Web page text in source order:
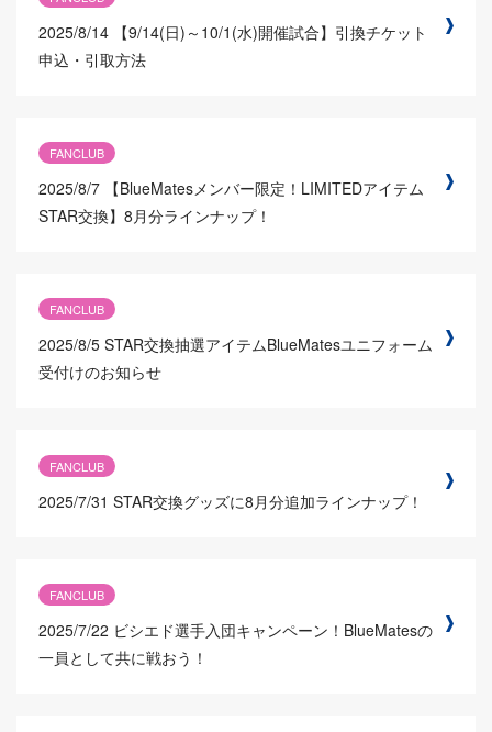
2025/8/14 【9/14(日)～10/1(水)開催試合】引換チケット
申込・引取方法
FANCLUB
2025/8/7 【BlueMatesメンバー限定！LIMITEDアイテム
STAR交換】8月分ラインナップ！
FANCLUB
2025/8/5 STAR交換抽選アイテムBlueMatesユニフォーム
受付けのお知らせ
FANCLUB
2025/7/31 STAR交換グッズに8月分追加ラインナップ！
FANCLUB
2025/7/22 ビシエド選手入団キャンペーン！BlueMatesの
一員として共に戦おう！